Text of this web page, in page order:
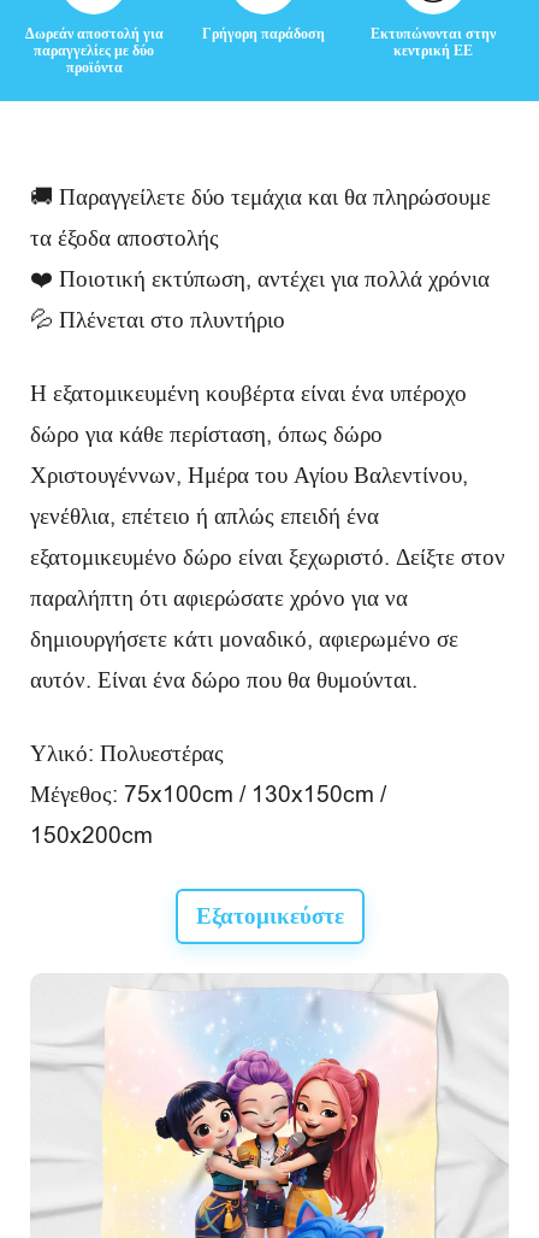
Δωρεάν αποστολή για
παραγγελίες με δύο
προϊόντα
Γρήγορη παράδοση
Εκτυπώνονται στην
κεντρική ΕΕ
🚚 Παραγγείλετε δύο τεμάχια και θα πληρώσουμε
τα έξοδα αποστολής
❤️ Ποιοτική εκτύπωση, αντέχει για πολλά χρόνια
💦 Πλένεται στο πλυντήριο
Η εξατομικευμένη κουβέρτα είναι ένα υπέροχο
δώρο για κάθε περίσταση, όπως δώρο
Χριστουγέννων, Ημέρα του Αγίου Βαλεντίνου,
γενέθλια, επέτειο ή απλώς επειδή ένα
εξατομικευμένο δώρο είναι ξεχωριστό. Δείξτε στον
παραλήπτη ότι αφιερώσατε χρόνο για να
δημιουργήσετε κάτι μοναδικό, αφιερωμένο σε
αυτόν. Είναι ένα δώρο που θα θυμούνται.
Υλικό: Πολυεστέρας
Μέγεθος: 75x100cm / 130x150cm /
150x200cm
Εξατομικεύστε